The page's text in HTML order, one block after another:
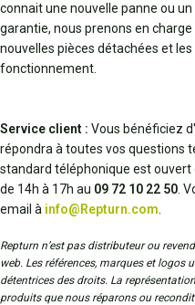
connait une nouvelle panne ou
garantie, nous prenons en
nouvelles pièces détachées et
fonctionnement.
Service client : Vous bénéficiez
répondra à toutes vos questions
standard téléphonique est ouvert
de 14h à 17h au 09 72 10 22 50 .
email à info@Repturn.com
Repturn n’est pas distributeur ou
web. Les références, marques et logos
détentrices des droits. La
produits que nous réparons ou